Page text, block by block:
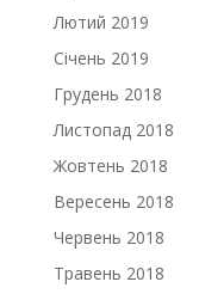
Лютий 2019
Січень 2019
Грудень 2018
Листопад 2018
Жовтень 2018
Вересень 2018
Червень 2018
Травень 2018